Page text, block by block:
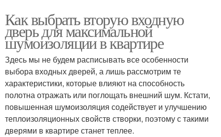
Как выбрать вторую входную
дверь для максимальной
шумоизоляции в квартире
Здесь мы не будем расписывать все особенности
выбора входных дверей, а лишь рассмотрим те
характеристики, которые влияют на способность
полотна отражать или поглощать внешний шум. Кстати,
повышенная шумоизоляция содействует и улучшению
теплоизоляционных свойств створки, поэтому с такими
дверями в квартире станет теплее.